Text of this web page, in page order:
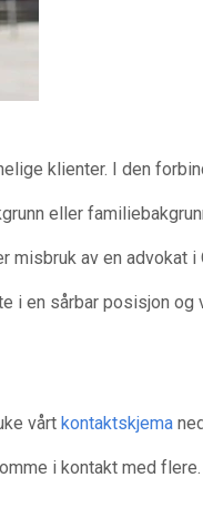
klienter. I den
eller
av en advokat
i en sårbar posisjon
vårt kontaktskjema
i kontakt med flere.